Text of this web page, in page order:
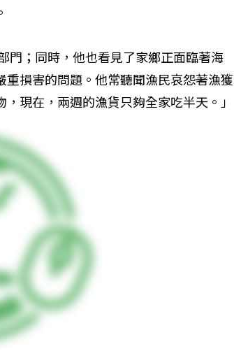
門；同時，他也看見了家鄉正面臨著海
損害的問題。他常聽聞漁民哀怨著漁獲
現在，兩週的漁貨只夠全家吃半天。」